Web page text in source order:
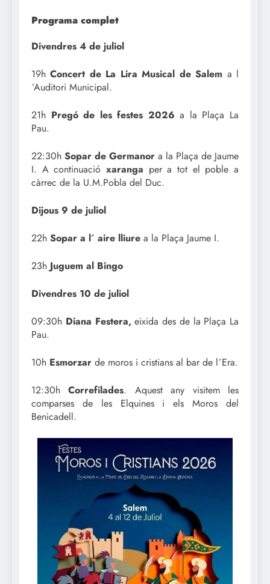
Programa complet
Divendres 4 de juliol
19hConcert de La Lira Musical de Salem a l
´Auditori Municipal.
21h Pregó de les festes 2026 a la Plaça La
Pau.
22:30h Sopar de Germanor a la Plaça de Jaume
I. A continuació xaranga per a tot el poble a
càrrec de la U.M.Pobla del Duc.
Dijous 9 de juliol
22h Sopar a l´ aire lliure a la Plaça Jaume I.
23h Juguem al Bingo
Divendres 10 de juliol
09:30h Diana Festera, eixida des de la Plaça La
Pau.
10h Esmorzar de moros i cristians al bar de l´Era.
12:30hCorrefilades. Aquest any visitem les
comparses de les Elquines i els Moros del
Benicadell.